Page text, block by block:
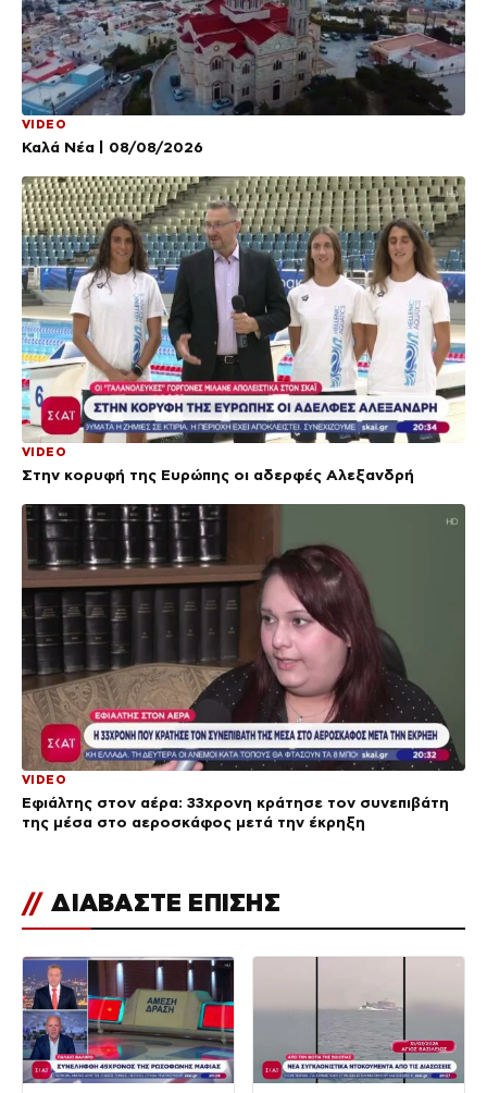
VIDEO
Καλά Νέα | 08/08/2026
VIDEO
Στην κορυφή της Ευρώπης οι αδερφές Αλεξανδρή
VIDEO
Εφιάλτης στον αέρα: 33χρονη κράτησε τον συνεπιβάτη
της μέσα στο αεροσκάφος μετά την έκρηξη
// ΔΙΑΒΑΣΤΕ ΕΠΙΣΗΣ